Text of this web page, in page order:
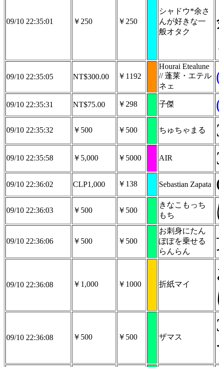
09/10 22:35:01 ￥250 ￥250
シャドウ*余さ
んが好きな一
般オタク
09/10 22:35:05 NT$300.00 ￥1192
Hourai Etealune
// 蓬莱・エテル
ネェ
09/10 22:35:31 NT$75.00 ￥298 子傑
09/10 22:35:32 ￥500 ￥500 ちゅちゃまる
09/10 22:35:58 ￥5,000 ￥5000 AIR
09/10 22:36:02 CLP1,000 ￥138 Sebastian Zapata
09/10 22:36:03 ￥500 ￥500
きなこもっち
もち
09/10 22:36:06 ￥500 ￥500
お刺身にたん
ぽぽを乗せる
らんらん
09/10 22:36:08 ￥1,000 ￥1000 折紙マイ
09/10 22:36:08 ￥500 ￥500 ザマス